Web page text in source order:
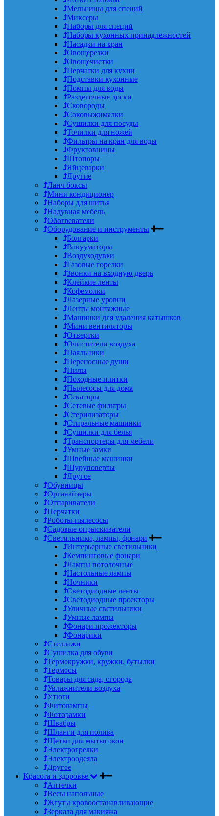
Мельницы для специй
Миксеры
Наборы для специй
Наборы кухонных принадлежностей
Насадки на кран
Овощерезки
Овощечистки
Перчатки для кухни
Подставки кухонные
Помпы для воды
Разделочные доски
Сковороды
Соковыжималки
Сушилки для посуды
Точилки для ножей
Фильтры на кран для воды
Фруктовницы
Штопоры
Яйцеварки
Другие
Ланч боксы
Мини кондиционер
Наборы для шитья
Надувная мебель
Обогреватели
Оборудование и инструменты
Болгарки
Вакууматоры
Воздуходувки
Газовые горелки
Звонки на входную дверь
Клейкие ленты
Кофемолки
Лазерные уровни
Ленты монтажные
Машинки для удаления катышков
Мини вентиляторы
Отвертки
Очистители воздуха
Паяльники
Переносные души
Пилы
Походные плитки
Пылесосы для дома
Секаторы
Сетевые фильтры
Стерилизаторы
Стиральные машинки
Сушилки для белья
Транспортеры для мебели
Умные замки
Швейные машинки
Шуруповерты
Другое
Обувницы
Органайзеры
Отпариватели
Перчатки
Роботы-пылесосы
Садовые опрыскиватели
Светильники, лампы, фонари
Интерьерные светильники
Кемпинговые фонари
Лампы потолочные
Настольные лампы
Ночники
Светодиодные ленты
Светодиодные проекторы
Уличные светильники
Умные лампы
Фонари прожекторы
Фонарики
Стеллажи
Сушилка для обуви
Термокружки, кружки, бутылки
Термосы
Товары для сада, огорода
Увлажнители воздуха
Утюги
Фитолампы
Фоторамки
Швабры
Шланги для полива
Щетки для мытья окон
Электрогрелки
Электроодеяла
Другое
Красота и здоровье
Аптечки
Весы напольные
Жгуты кровоостанавливающие
Зеркала для макияжа